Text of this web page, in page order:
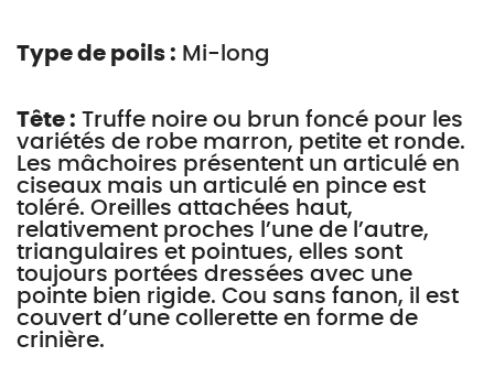
Type de poils : Mi-long
Tête : Truffe noire ou brun foncé pour les
variétés de robe marron, petite et ronde.
Les mâchoires présentent un articulé en
ciseaux mais un articulé en pince est
toléré. Oreilles attachées haut,
relativement proches l’une de l’autre,
triangulaires et pointues, elles sont
toujours portées dressées avec une
pointe bien rigide. Cou sans fanon, il est
couvert d’une collerette en forme de
crinière.